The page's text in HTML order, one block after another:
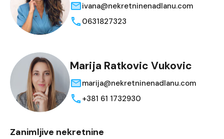
ivana@nekretninenadlanu.com
0631827323
Marija Ratkovic Vukovic
marija@nekretninenadlanu.com
+381 61 1732930
Zanimljive nekretnine